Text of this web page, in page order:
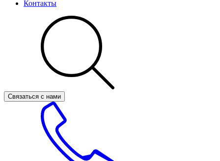
Контакты
Связаться с нами